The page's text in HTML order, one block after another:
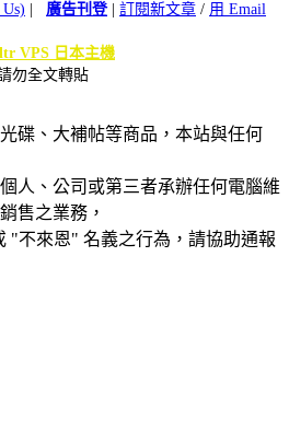
廣告刊登| 訂閱新文章 / 用 Email
VPS 日本主機
勿全文轉貼
碟、大補帖等商品，本站與任何
人、公司或第三者承辦任何電腦維
售之業務，
"不來恩" 名義之行為，請協助通報